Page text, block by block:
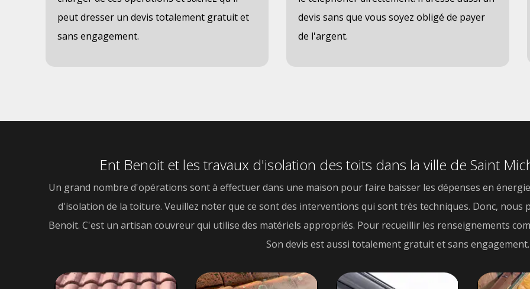
peut dresser un devis totalement gratuit et
sans engagement.
devis sans que vous soyez obligé de payer
de l'argent.
Ent Benoit et les travaux d'isolation des toits dans la ville de Saint
Un grand nombre d'opérations sont à effectuer dans une maison pour faire baisser les dépenses en
d'isolation de la toiture. Veuillez noter que ce sont des interventions qui sont très techniques. Donc, nous
Benoit. C'est un artisan couvreur qui utilise des matériels appropriés. Pour recueillir les renseignements
Son devis est aussi totalement gratuit et sans engagement.